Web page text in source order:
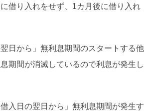
借り入れをせず、1カ月後に借り入れ
日から」無利息期間のスタートする他
期間が消滅しているので利息が発生し
入日の翌日から」無利息期間が発生す